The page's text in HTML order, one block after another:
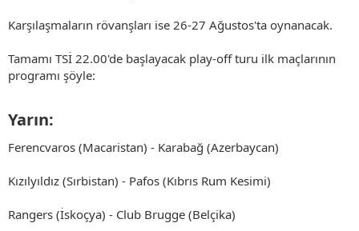
Karşılaşmaların rövanşları ise 26-27 Ağustos'ta oynanacak.
Tamamı TSİ 22.00'de başlayacak play-off turu ilk maçlarının
programı şöyle:
Yarın:​
Ferencvaros (Macaristan) - Karabağ (Azerbaycan)
Kızılyıldız (Sırbistan) - Pafos (Kıbrıs Rum Kesimi)
Rangers (İskoçya) - Club Brugge (Belçika)